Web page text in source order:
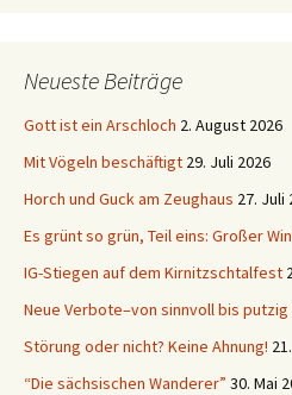
Neueste Beiträge
Gott ist ein Arschloch 2. August 2026
Mit Vögeln beschäftigt 29. Juli 2026
Horch und Guck am Zeughaus 27. Juli
Es grünt so grün, Teil eins: Großer
IG-Stiegen auf dem Kirnitzschtalfest
Neue Verbote–von sinnvoll bis putzig
Störung oder nicht? Keine Ahnung!
“Die sächsischen Wanderer” 30. Mai